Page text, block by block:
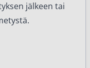
jälkeen tai